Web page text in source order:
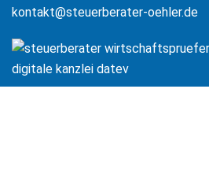
kontakt@steuerberater-oehler.de